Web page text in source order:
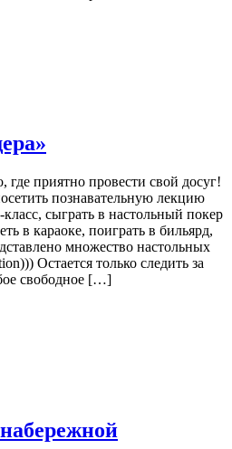
где приятно провести свой досуг!
познавательную лекцию
сыграть в настольный покер
в караоке, поиграть в бильярд,
множество настольных
Остается только следить за
свободное […]